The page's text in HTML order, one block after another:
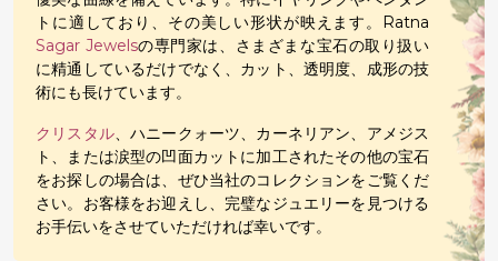
トに適しており、その美しい形状が映えます。Ratna
Sagar Jewelsの専門家は、さまざまな宝石の取り扱い
に精通しているだけでなく、カット、透明度、成形の技
術にも長けています。
クリスタル、ハニークォーツ、カーネリアン、アメジス
ト、または涙型の凹面カットに加工されたその他の宝石
をお探しの場合は、ぜひ当社のコレクションをご覧くだ
さい。お客様をお迎えし、完璧なジュエリーを見つける
お手伝いをさせていただければ幸いです。